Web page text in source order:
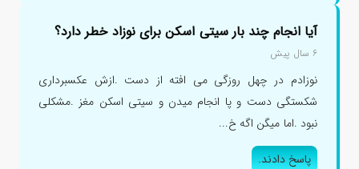
آیا انجام چند بار سیتی اسکن برای نوزاد خطر دارد؟
۶ سال پیش
نوزادم در چهل روزگی می افته از دست .ازش عکسبرداری
شکستگی دست و پا انجام میدن و سیتی اسکن مغز .مشکلی
نبود .اما میگن اگه خ...
پاسخ دادند.